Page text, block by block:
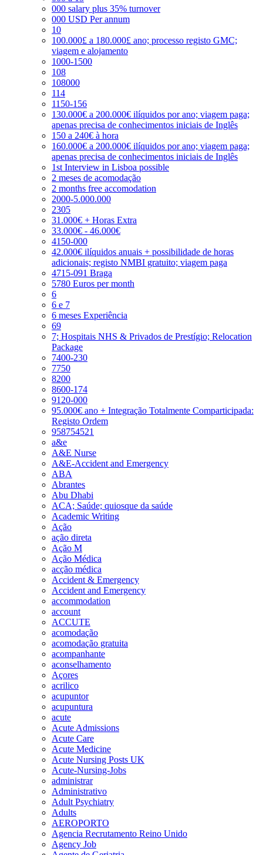
000 salary plus 35% turnover
000 USD Per annum
10
100.000£ a 180.000£ ano; processo registo GMC;
viagem e alojamento
1000-1500
108
108000
114
1150-156
130.000€ a 200.000€ ilíquidos por ano; viagem paga;
apenas precisa de conhecimentos iniciais de Inglês
150 a 240€ à hora
160.000€ a 200.000€ ilíquidos por ano; viagem paga;
apenas precisa de conhecimentos iniciais de Inglês
1st Interview in Lisboa possible
2 meses de acomodação
2 months free accomodation
2000-5.000.000
2305
31.000€ + Horas Extra
33.000€ - 46.000€
4150-000
42.000€ ilíquidos anuais + possibilidade de horas
adicionais; registo NMBI gratuito; viagem paga
4715-091 Braga
5780 Euros per month
6
6 e 7
6 meses Experiência
69
7; Hospitais NHS & Privados de Prestígio; Relocation
Package
7400-230
7750
8200
8600-174
9120-000
95.000€ ano + Integração Totalmente Comparticipada:
Registo Ordem
958754521
a&e
A&E Nurse
A&E-Accident and Emergency
ABA
Abrantes
Abu Dhabi
ACA; Saúde; quiosque da saúde
Academic Writing
Ação
ação direta
Ação M
Ação Médica
acção médica
Accident & Emergency
Accident and Emergency
accommodation
account
ACCUTE
acomodação
acomodação gratuita
acompanhante
aconselhamento
Açores
acrilico
acupuntor
acupuntura
acute
Acute Admissions
Acute Care
Acute Medicine
Acute Nursing Posts UK
Acute-Nursing-Jobs
administrar
Administrativo
Adult Psychiatry
Adults
AEROPORTO
Agencia Recrutamento Reino Unido
Agency Job